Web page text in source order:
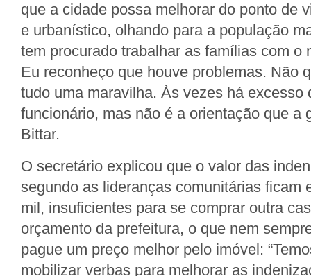
que a cidade possa melhorar do ponto de
e urbanístico, olhando para a população
tem procurado trabalhar as famílias com o
Eu reconheço que houve problemas. Não
tudo uma maravilha. Às vezes há excesso
funcionário, mas não é a orientação que a
Bittar.
O secretário explicou que o valor das
segundo as lideranças comunitárias ficam
mil, insuficientes para se comprar outra
orçamento da prefeitura, o que nem
pague um preço melhor pelo imóvel:
mobilizar verbas para melhorar as